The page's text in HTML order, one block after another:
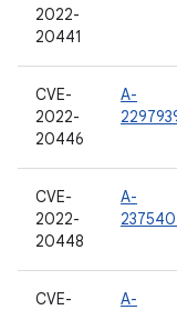
2022-
20441
CVE-
2022-
20446
A-
CVE-
2022-
20448
A-
CVE-
A-